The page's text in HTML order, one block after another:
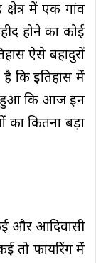
क्षेत्र में एक गांव
होने का कोई
ऐसे बहादुरों
कि इतिहास में
हुआ कि आज इन
का कितना बड़ा
और आदिवासी
तो फायरिंग में